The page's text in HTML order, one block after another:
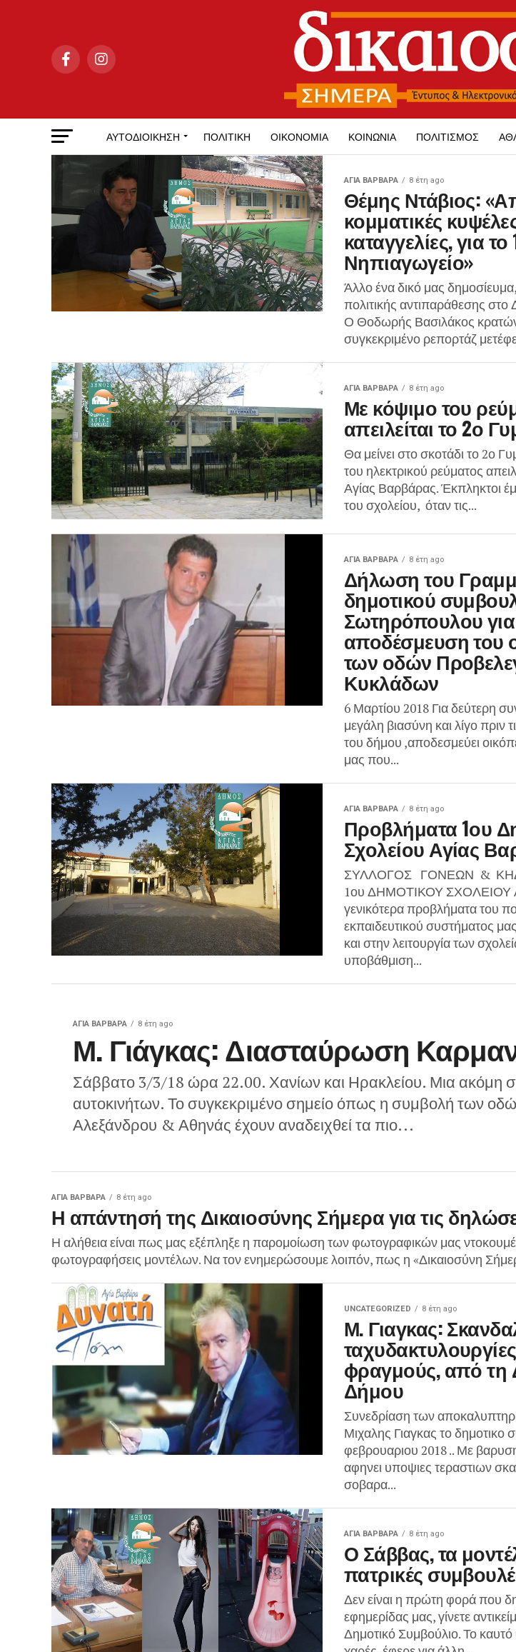
ΑΥΤΟΔΙΟΊΚΗΣΗ ΠΟΛΙΤΙΚΉ ΟΙΚΟΝΟΜΊΑ ΚΟΙΝΩΝΊΑ ΠΟΛΙΤΙΣΜΌΣ
ΑΓΙΑ ΒΑΡΒΑΡΑ 8 έτη ago
Θέμης Ντάβιος:
κομματικές
καταγγελίες, για το
Νηπιαγωγείο»
Άλλο ένα δικό μας δημοσίευμα,
πολιτικής αντιπαράθεσης στο
Ο Θοδωρής Βασιλάκος
συγκεκριμένο ρεπορτάζ
ΑΓΙΑ ΒΑΡΒΑΡΑ 8 έτη ago
Με κόψιμο του
απειλείται το 2ο
Θα μείνει στο σκοτάδι το 2ο
του ηλεκτρικού ρεύματος
Αγίας Βαρβάρας. Έκπληκτοι
του σχολείου, όταν τις...
ΑΓΙΑ ΒΑΡΒΑΡΑ 8 έτη ago
Δήλωση του
δημοτικού
Σωτηρόπουλου
αποδέσμευση του
των οδών
Κυκλάδων
6 Μαρτίου 2018 Για δεύτερη
μεγάλη βιασύνη και λίγο πριν
του δήμου ,αποδεσμεύει
μας που...
ΑΓΙΑ ΒΑΡΒΑΡΑ 8 έτη ago
Προβλήματα 1ου
Σχολείου Αγίας
ΣΥΛΛΟΓΟΣ ΓΟΝΕΩΝ &
1ου ΔΗΜΟΤΙΚΟΥ ΣΧΟΛΕΙΟΥ
γενικότερα προβλήματα του
εκπαιδευτικού συστήματος μας
και στην λειτουργία των
υποβάθμιση...
ΑΓΙΑ ΒΑΡΒΑΡΑ 8 έτη ago
Μ. Γιάγκας: Διασταύρωση
Σάββατο 3/3/18 ώρα 22.00. Χανίων και Ηρακλείου. Μια ακόμη
αυτοκινήτων. Το συγκεκριμένο σημείο όπως η συμβολή των
Αλεξάνδρου & Αθηνάς έχουν αναδειχθεί τα πιο...
ΑΓΙΑ ΒΑΡΒΑΡΑ 8 έτη ago
Η απάντησή της Δικαιοσύνης Σήμερα για τις
Η αλήθεια είναι πως μας εξέπληξε η παρομοίωση των φωτογραφικών μας
φωτογραφήσεις μοντέλων. Να τον ενημερώσουμε λοιπόν, πως η «Δικαιοσύνη
UNCATEGORIZED 8 έτη ago
Μ. Γιαγκας:
ϕραγμούς, από τη
Δήμου
Συνεδρίαση των
Μιχαλης Γιαγκας το δημοτικο
φεβρουαριου 2018 .. Με
αφηνει υποψιες τεραστιων
σοβαρα...
ΑΓΙΑ ΒΑΡΒΑΡΑ 8 έτη ago
Ο Σάββας, τα
πατρικές
Δεν είναι η πρώτη φορά που
εφημερίδας μας, γίνετε
Δημοτικό Συμβούλιο. Το καυτό